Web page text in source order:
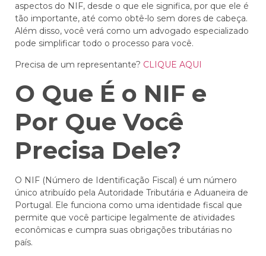
aspectos do NIF, desde o que ele significa, por que ele é
tão importante, até como obtê-lo sem dores de cabeça.
Além disso, você verá como um advogado especializado
pode simplificar todo o processo para você.
Precisa de um representante? CLIQUE AQUI
O Que É o NIF e
Por Que Você
Precisa Dele?
O NIF (Número de Identificação Fiscal) é um número
único atribuído pela Autoridade Tributária e Aduaneira de
Portugal. Ele funciona como uma identidade fiscal que
permite que você participe legalmente de atividades
econômicas e cumpra suas obrigações tributárias no
país.